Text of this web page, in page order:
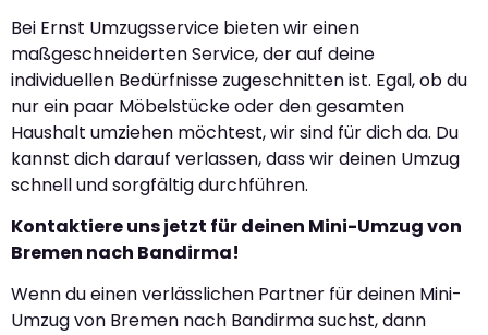
Bei Ernst Umzugsservice bieten wir einen
maßgeschneiderten Service, der auf deine
individuellen Bedürfnisse zugeschnitten ist. Egal, ob du
nur ein paar Möbelstücke oder den gesamten
Haushalt umziehen möchtest, wir sind für dich da. Du
kannst dich darauf verlassen, dass wir deinen Umzug
schnell und sorgfältig durchführen.
Kontaktiere uns jetzt für deinen Mini-Umzug von
Bremen nach Bandirma!
Wenn du einen verlässlichen Partner für deinen Mini-
Umzug von Bremen nach Bandirma suchst, dann